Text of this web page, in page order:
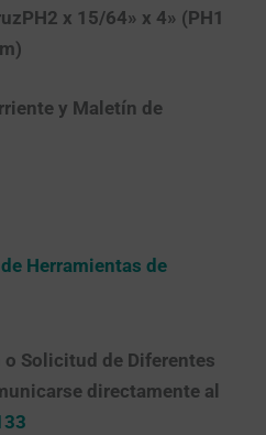
x 15/64» x 4» (PH1
y Maletín de
Herramientas de
Solicitud de Diferentes
directamente al